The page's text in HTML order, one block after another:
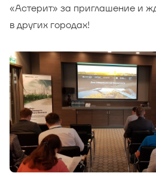
«Астерит» за приглашение и
в других городах!